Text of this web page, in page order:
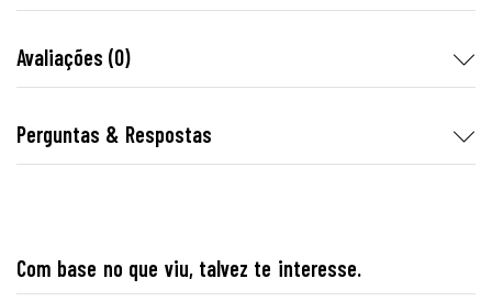
Avaliações (0)
Perguntas & Respostas
Com base no que viu, talvez te interesse.